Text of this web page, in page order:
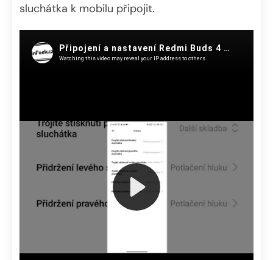
sluchátka k mobilu připojit.